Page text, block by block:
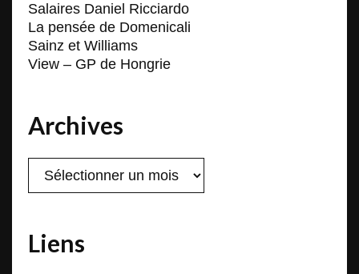
Salaires Daniel Ricciardo
La pensée de Domenicali
Sainz et Williams
View – GP de Hongrie
Archives
Liens